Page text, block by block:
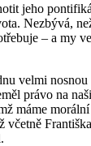
jeho
Ne­zbý­vá,
– a my
velmi
právo na
máme